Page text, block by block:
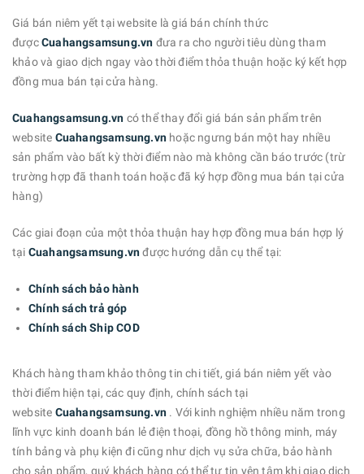
Giá bán niêm yết tại website là giá bán chính thức
được Cuahangsamsung.vn đưa ra cho người tiêu dùng tham
khảo và giao dịch ngay vào thời điểm thỏa thuận hoặc ký kết hợp
đồng mua bán tại cửa hàng.
Cuahangsamsung.vn có thể thay đổi giá bán sản phẩm trên
website Cuahangsamsung.vn hoặc ngưng bán một hay nhiều
sản phẩm vào bất kỳ thời điểm nào mà không cần báo trước (trừ
trường hợp đã thanh toán hoặc đã ký hợp đồng mua bán tại cửa
hàng)
Các giai đoạn của một thỏa thuận hay hợp đồng mua bán hợp lý
tại Cuahangsamsung.vnđược hướng dẫn cụ thể tại:
Chính sách bảo hành
Chính sách trả góp
Chính sách Ship COD
Khách hàng tham khảo thông tin chi tiết, giá bán niêm yết vào
thời điểm hiện tại, các quy định, chính sách tại
website Cuahangsamsung.vn . Với kinh nghiệm nhiều năm trong
lĩnh vực kinh doanh bán lẻ điện thoại, đồng hồ thông minh, máy
tính bảng và phụ kiện đi cũng như dịch vụ sửa chữa, bảo hành
cho sản phẩm, quý khách hàng có thể tự tin yên tâm khi giao dịch